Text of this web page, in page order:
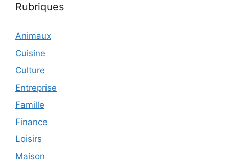
Rubriques
Animaux
Cuisine
Culture
Entreprise
Famille
Finance
Loisirs
Maison